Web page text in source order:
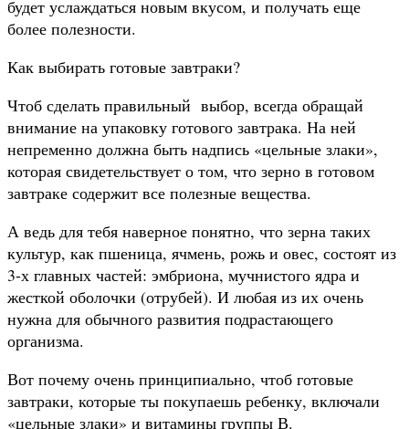
будет услаждаться новым вкусом, и получать еще
более полезности.
Как выбирать готовые завтраки?
Чтоб сделать правильный выбор, всегда обращай
внимание на упаковку готового завтрака. На ней
непременно должна быть надпись «цельные злаки»,
которая свидетельствует о том, что зерно в готовом
завтраке содержит все полезные вещества.
А ведь для тебя наверное понятно, что зерна таких
культур, как пшеница, ячмень, рожь и овес, состоят из
3-х главных частей: эмбриона, мучнистого ядра и
жесткой оболочки (отрубей). И любая из их очень
нужна для обычного развития подрастающего
организма.
Вот почему очень принципиально, чтоб готовые
завтраки, которые ты покупаешь ребенку, включали
«цельные злаки» и витамины группы В.